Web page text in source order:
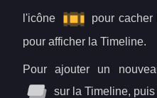
l'icône
pour
pour afficher la Timeline.
Pour ajouter un
sur la Timeline, puis